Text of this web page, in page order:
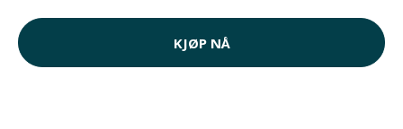
KJØP NÅ